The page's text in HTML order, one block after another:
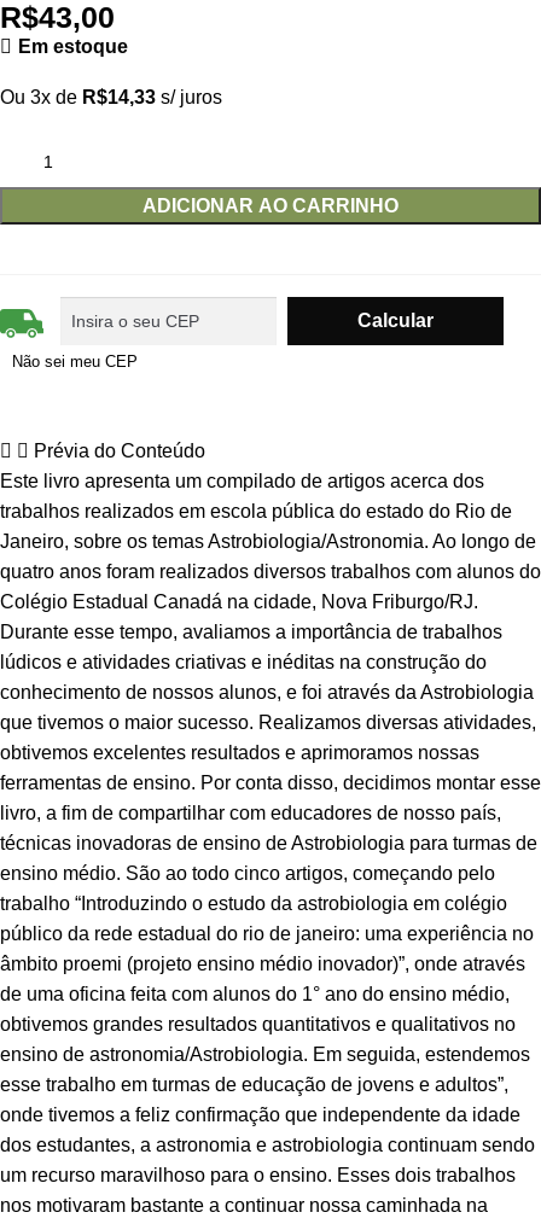
R$43,00
Em estoque
Ou 3x de R$14,33 s/ juros
ADICIONAR AO CARRINHO
Não sei meu CEP
Prévia do Conteúdo
Este livro apresenta um compilado de artigos acerca dos
trabalhos realizados em escola pública do estado do Rio de
Janeiro, sobre os temas Astrobiologia/Astronomia. Ao longo de
quatro anos foram realizados diversos trabalhos com alunos do
Colégio Estadual Canadá na cidade, Nova Friburgo/RJ.
Durante esse tempo, avaliamos a importância de trabalhos
lúdicos e atividades criativas e inéditas na construção do
conhecimento de nossos alunos, e foi através da Astrobiologia
que tivemos o maior sucesso. Realizamos diversas atividades,
obtivemos excelentes resultados e aprimoramos nossas
ferramentas de ensino. Por conta disso, decidimos montar esse
livro, a fim de compartilhar com educadores de nosso país,
técnicas inovadoras de ensino de Astrobiologia para turmas de
ensino médio. São ao todo cinco artigos, começando pelo
trabalho “Introduzindo o estudo da astrobiologia em colégio
público da rede estadual do rio de janeiro: uma experiência no
âmbito proemi (projeto ensino médio inovador)”, onde através
de uma oficina feita com alunos do 1° ano do ensino médio,
obtivemos grandes resultados quantitativos e qualitativos no
ensino de astronomia/Astrobiologia. Em seguida, estendemos
esse trabalho em turmas de educação de jovens e adultos”,
onde tivemos a feliz confirmação que independente da idade
dos estudantes, a astronomia e astrobiologia continuam sendo
um recurso maravilhoso para o ensino. Esses dois trabalhos
nos motivaram bastante a continuar nossa caminhada na